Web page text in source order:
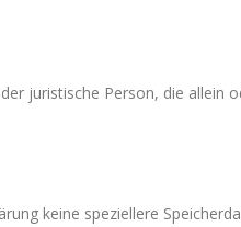
juristische Person, die
keine speziellere